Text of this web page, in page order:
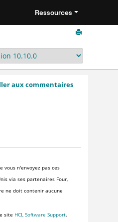
Ressources
aux commentaires
vous n'envoyez pas ces
via ses partenaires Four,
ne doit contenir aucune
site HCL Software Support.